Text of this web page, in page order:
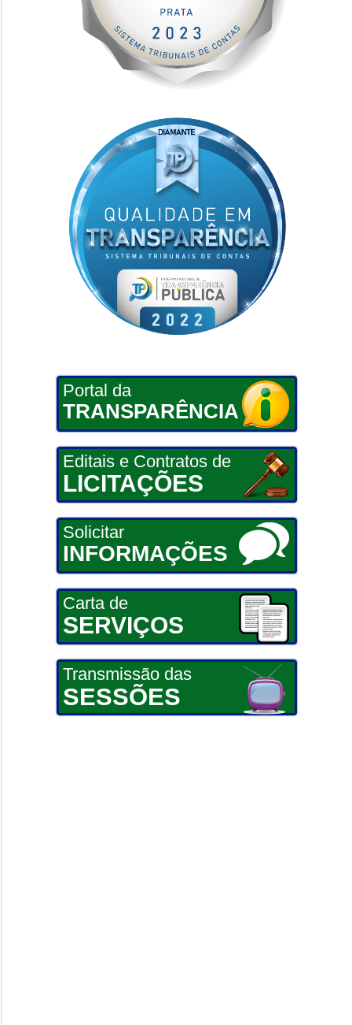
Portal da
TRANSPARÊNCIA
Editais e Contratos de
LICITAÇÕES
Solicitar
INFORMAÇÕES
Carta de
SERVIÇOS
Transmissão das
SESSÕES